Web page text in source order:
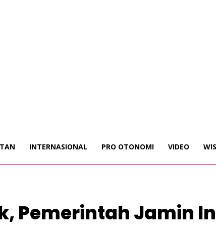
INTERNASIONAL PRO OTONOMI VIDEO
Pemerintah Jamin